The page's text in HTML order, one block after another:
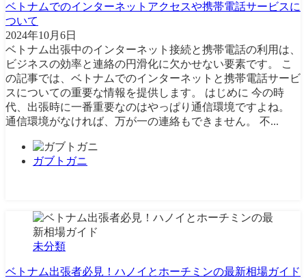
ベトナムでのインターネットアクセスや携帯電話サービスに
ついて
2024年10月6日
ベトナム出張中のインターネット接続と携帯電話の利用は、
ビジネスの効率と連絡の円滑化に欠かせない要素です。 こ
の記事では、ベトナムでのインターネットと携帯電話サービ
スについての重要な情報を提供します。 はじめに 今の時
代、出張時に一番重要なのはやっぱり通信環境ですよね。
通信環境がなければ、万が一の連絡もできません。 不...
ガブトガニ
未分類
ベトナム出張者必見！ハノイとホーチミンの最新相場ガイド